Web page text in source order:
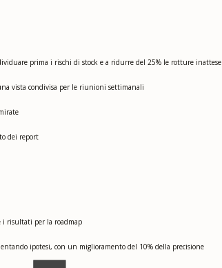
prima i rischi di stock e a ridurre del 25% le rotture inattese
vista condivisa per le riunioni settimanali
dei report
risultati per la roadmap
ipotesi, con un miglioramento del 10% della precisione